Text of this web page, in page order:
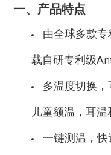
一、产品特点
由全球多款
载自研专利级
多温度切换，
儿童额温，耳温
一键测温，快